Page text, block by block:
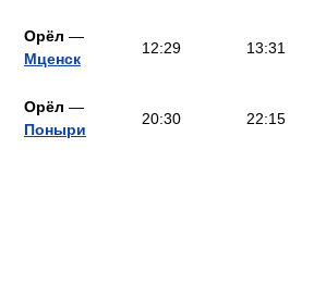
Орёл —
Мценск
12:29 13:31
Орёл —
Поныри
20:30 22:15